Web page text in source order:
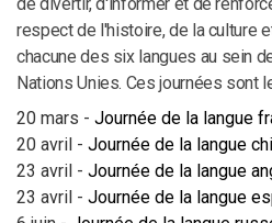
de divertir, d'informer et de
respect de l'histoire, de la culture
chacune des six langues au sein
Nations Unies. Ces journées sont
20 mars - Journée de la langue
20 avril - Journée de la langue
23 avril - Journée de la langue
23 avril - Journée de la langue